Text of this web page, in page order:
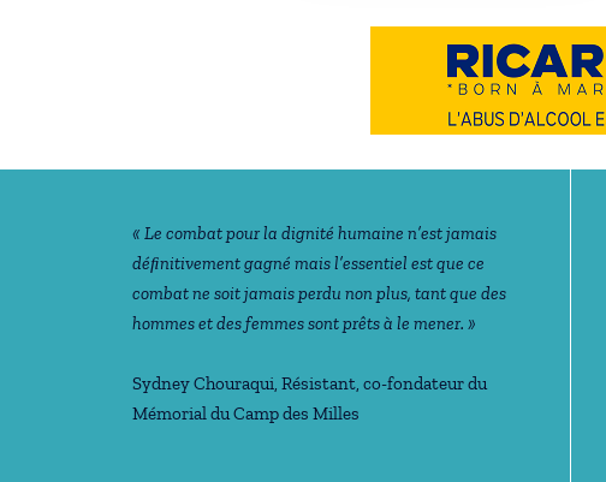
Notre philosophie
« Le combat pour la dignité humaine n’est jamais
déﬁnitivement gagné mais l’essentiel est que ce
combat ne soit jamais perdu non plus, tant que des
hommes et des femmes sont prêts à le mener. »
Sydney Chouraqui, Résistant, co-fondateur du
Mémorial du Camp des Milles